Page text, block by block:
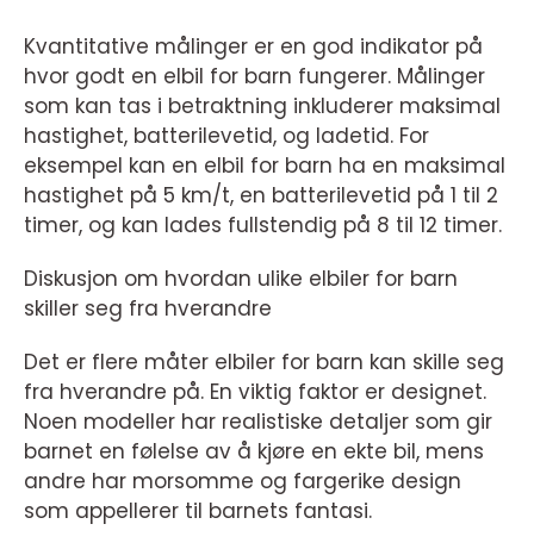
Kvantitative målinger er en god indikator på
hvor godt en elbil for barn fungerer. Målinger
som kan tas i betraktning inkluderer maksimal
hastighet, batterilevetid, og ladetid. For
eksempel kan en elbil for barn ha en maksimal
hastighet på 5 km/t, en batterilevetid på 1 til 2
timer, og kan lades fullstendig på 8 til 12 timer.
Diskusjon om hvordan ulike elbiler for barn
skiller seg fra hverandre
Det er flere måter elbiler for barn kan skille seg
fra hverandre på. En viktig faktor er designet.
Noen modeller har realistiske detaljer som gir
barnet en følelse av å kjøre en ekte bil, mens
andre har morsomme og fargerike design
som appellerer til barnets fantasi.